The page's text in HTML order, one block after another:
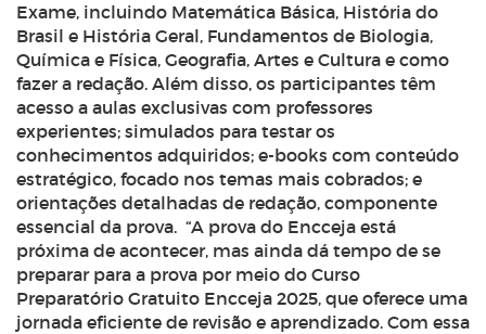
Exame, incluindo Matemática Básica, História do
Brasil e História Geral, Fundamentos de Biologia,
Química e Física, Geografia, Artes e Cultura e como
fazer a redação. Além disso, os participantes têm
acesso a aulas exclusivas com professores
experientes; simulados para testar os
conhecimentos adquiridos; e-books com conteúdo
estratégico, focado nos temas mais cobrados; e
orientações detalhadas de redação, componente
essencial da prova. “A prova do Encceja está
próxima de acontecer, mas ainda dá tempo de se
preparar para a prova por meio do Curso
Preparatório Gratuito Encceja 2025, que oferece uma
jornada eficiente de revisão e aprendizado. Com essa